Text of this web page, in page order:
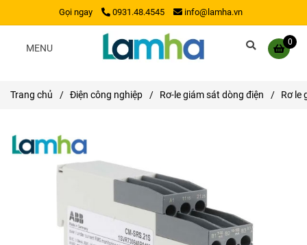
Gọi ngay 0931.48.4545 info@lamha.vn
0
MENU
Trang chủ / Điện công nghiệp / Rơ-le giám sát dòng điện / Rơ le